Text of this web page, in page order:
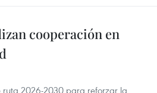
cooperación en
2026-2030 para reforzar la